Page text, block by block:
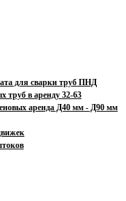
для сварки труб ПНД
труб в аренду 32-63
аренда Д40 мм - Д90 мм